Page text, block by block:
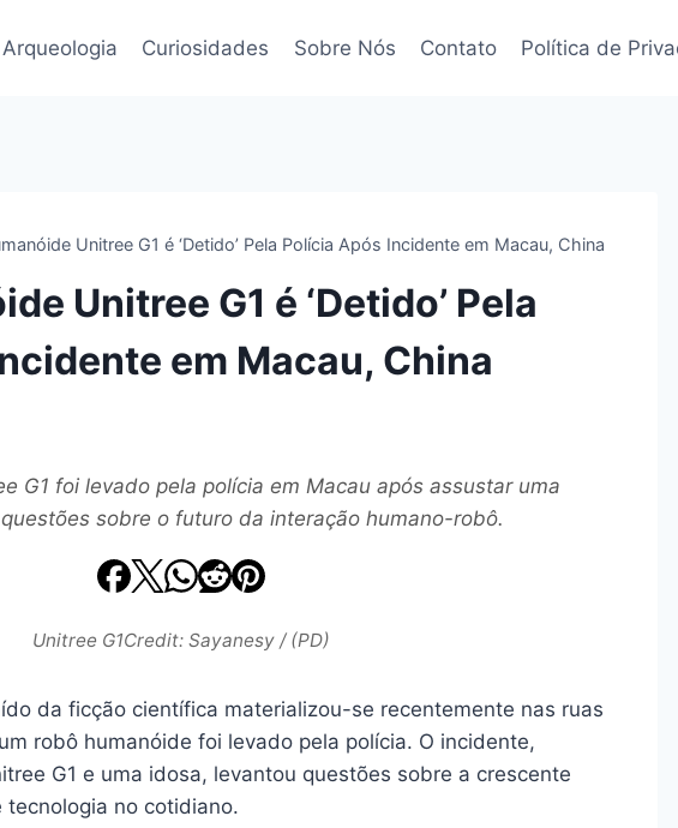
Arqueologia Curiosidades Sobre Nós Contato Política de
Unitree G1 é ‘Detido’ Pela Polícia Após Incidente em Macau, China
Unitree G1 é ‘Detido’ Pela
em Macau, China
G1 foi levado pela polícia em Macau após assustar uma
sobre o futuro da interação humano-robô.
Unitree G1Credit: Sayanesy / (PD)
da ficção científica materializou-se recentemente nas ruas
robô humanóide foi levado pela polícia. O incidente,
G1 e uma idosa, levantou questões sobre a crescente
no cotidiano.